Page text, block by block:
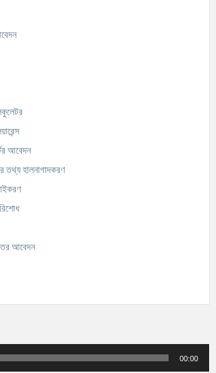
আবেদন
তথ্য হালনাগাদকরণ
আবেদন
00:00